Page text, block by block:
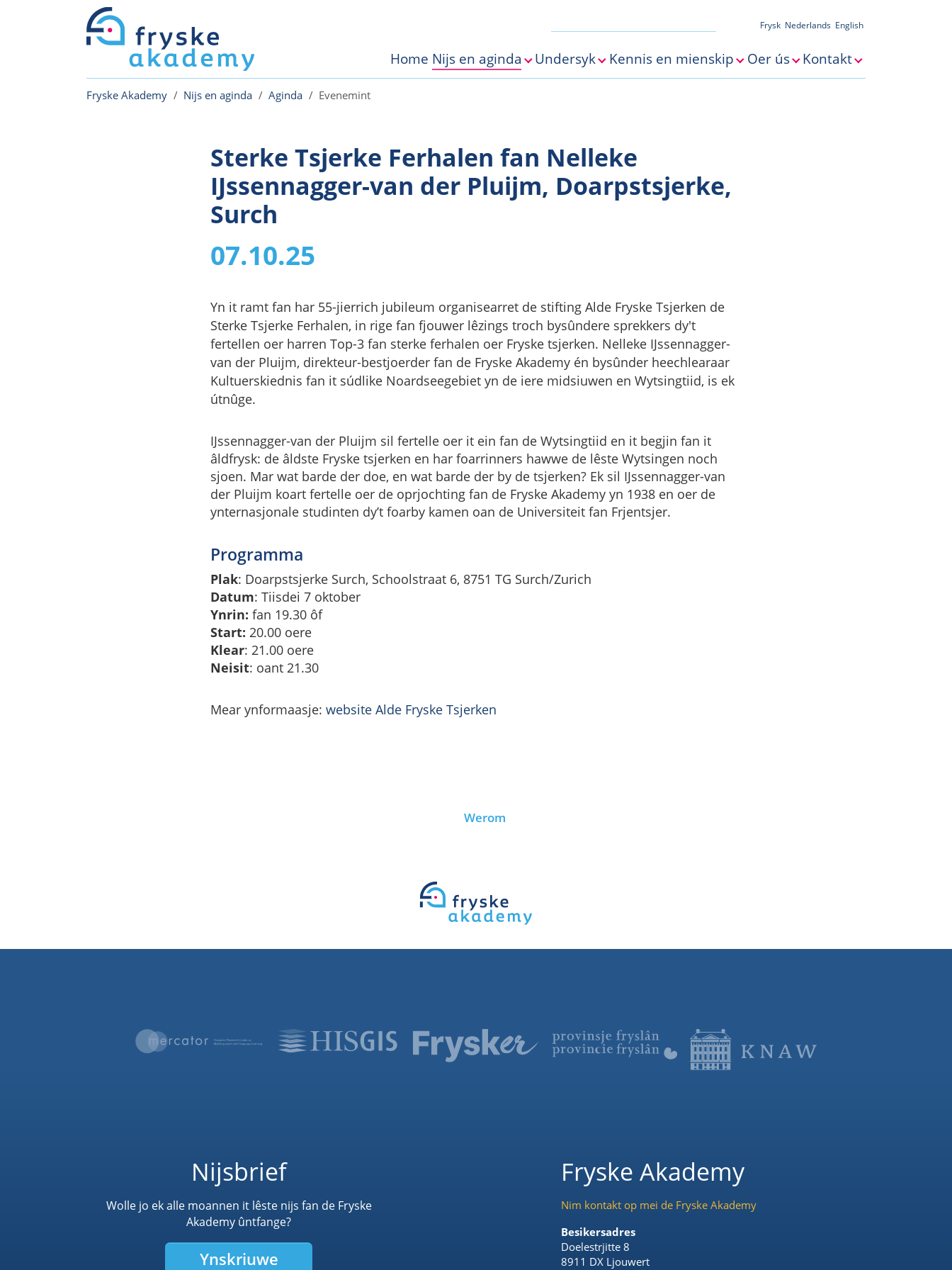
Skip to main content
Skip to page footer
Frysk Nederlands English
Home Nijs en aginda Submenu for "Nijs en aginda"
Undersyk Submenu for "Undersyk"
Kennis en mienskip Submenu for "Kennis en mienskip"
Oer ús Submenu for "Oer ús"
Kontakt Submenu for
Fryske Akademy Nijs en aginda Aginda Evenemint
Sterke Tsjerke Ferhalen fan Nelleke
IJssennagger-van der Pluijm, Doarpstsjerke,
Surch
07.10.25
Yn it ramt fan har 55-jierrich jubileum organisearret de stifting Alde Fryske Tsjerken de
Sterke Tsjerke Ferhalen, in rige fan fjouwer lêzings troch bysûndere sprekkers dy't
fertellen oer harren Top-3 fan sterke ferhalen oer Fryske tsjerken. Nelleke IJssennagger-
van der Pluijm, direkteur-bestjoerder fan de Fryske Akademy én bysûnder heechlearaar
Kultuerskiednis fan it súdlike Noardseegebiet yn de iere midsiuwen en Wytsingtiid, is ek
útnûge.
IJssennagger-van der Pluijm sil fertelle oer it ein fan de Wytsingtiid en it begjin fan it
âldfrysk: de âldste Fryske tsjerken en har foarrinners hawwe de lêste Wytsingen noch
sjoen. Mar wat barde der doe, en wat barde der by de tsjerken? Ek sil IJssennagger-van
der Pluijm koart fertelle oer de oprjochting fan de Fryske Akademy yn 1938 en oer de
ynternasjonale studinten dy’t foarby kamen oan de Universiteit fan Frjentsjer.
Programma
Plak: Doarpstsjerke Surch, Schoolstraat 6, 8751 TG Surch/Zurich
Datum: Tiisdei 7 oktober
Ynrin: fan 19.30 ôf
Start: 20.00 oere
Klear: 21.00 oere
Neisit: oant 21.30
Mear ynformaasje: website Alde Fryske Tsjerken
Werom
Nijsbrief
Wolle jo ek alle moannen it lêste nijs fan de Fryske
Akademy ûntfange?
Ynskriuwe
Fryske Akademy
Nim kontakt op mei de Fryske Akademy
Besikersadres
Doelestrjitte 8
8911 DX Ljouwert